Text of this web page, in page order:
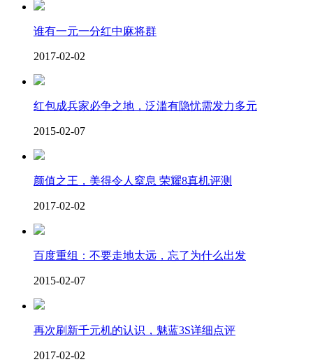
谁有一元一分红中麻将群
2017-02-02
红包成兵家必争之地，泛滥有隐忧需发力多元
2015-02-07
颜值之王，美得令人窒息 荣耀8真机评测
2017-02-02
百度重组：不要走地太远，忘了为什么出发
2015-02-07
再次刷新千元机的认识，魅蓝3S详细点评
2017-02-02